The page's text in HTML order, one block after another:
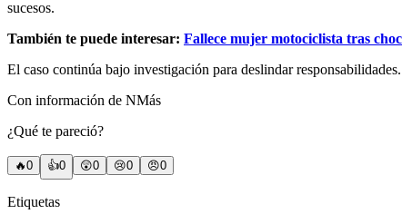
sucesos.
También te puede interesar: Fallece mujer motociclista tras
El caso continúa bajo investigación para deslindar
Con información de NMás
¿Qué te pareció?
🔥0 👍0 😲0 😢0 😠0
Etiquetas